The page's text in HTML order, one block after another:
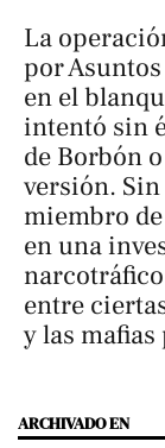
La
por
en el
intentó sin
de Borbón
versión.
miembro
en una
entre
y las
ARCHIVADO EN